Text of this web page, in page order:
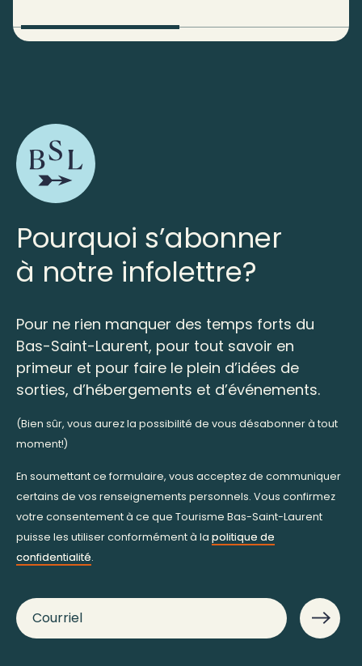
Pourquoi s’abonner
à notre infolettre?
Pour ne rien manquer des temps forts du
Bas-Saint-Laurent, pour tout savoir en
primeur et pour faire le plein d’idées de
sorties, d’hébergements et d’événements.
(Bien sûr, vous aurez la possibilité de vous désabonner à tout
moment!)
En soumettant ce formulaire, vous acceptez de communiquer
certains de vos renseignements personnels. Vous confirmez
votre consentement à ce que Tourisme Bas-Saint-Laurent
puisse les utiliser conformément à la politique de
confidentialité.